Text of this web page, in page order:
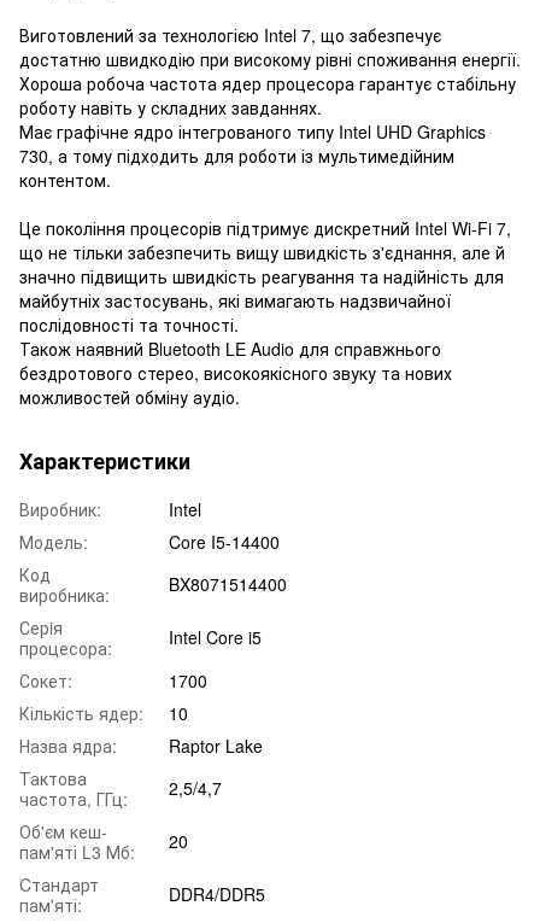
Виготовлений за технологією Intel 7, що забезпечує
достатню швидкодію при високому рівні споживання енергії.
Хороша робоча частота ядер процесора гарантує стабільну
роботу навіть у складних завданнях.
Має графічне ядро інтегрованого типу Intel UHD Graphics
730, а тому підходить для роботи із мультимедійним
контентом.
Це покоління процесорів підтримує дискретний Intel Wi-Fi 7,
що не тільки забезпечить вищу швидкість з'єднання, але й
значно підвищить швидкість реагування та надійність для
майбутніх застосувань, які вимагають надзвичайної
послідовності та точності.
Також наявний Bluetooth LE Audio для справжнього
бездротового стерео, високоякісного звуку та нових
можливостей обміну аудіо.
Характеристики
Виробник:
Intel
Модель:
Core I5-14400
Код
виробника:
BX8071514400
Серiя
процесора:
Intel Core i5
Сокет:
1700
Кількість ядер:
10
Назва ядра:
Raptor Lake
Тактова
частота, ГГц:
2,5/4,7
Об'єм кеш-
пам'яті L3 Мб:
20
Cтандарт
пам'яті:
DDR4/DDR5